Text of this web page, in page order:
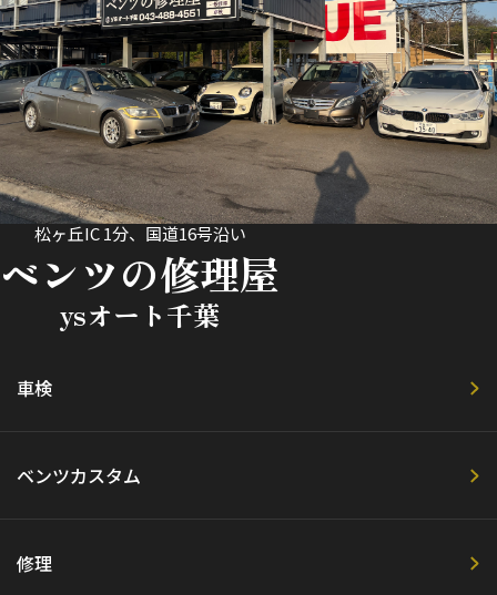
松ヶ丘IC 1分、国道16号沿い
ベンツの修理屋
ysオート千葉
車検
ベンツカスタム
修理